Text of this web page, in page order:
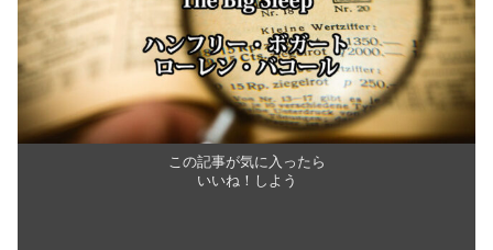
この記事が気に入ったら
いいね！しよう